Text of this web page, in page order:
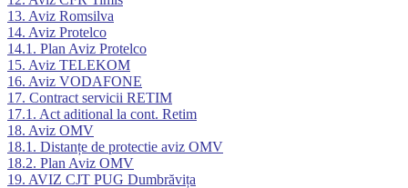
13. Aviz Romsilva
14. Aviz Protelco
14.1. Plan Aviz Protelco
15. Aviz TELEKOM
16. Aviz VODAFONE
17. Contract servicii RETIM
17.1. Act aditional la cont. Retim
18. Aviz OMV
18.1. Distanțe de protectie aviz OMV
18.2. Plan Aviz OMV
19. AVIZ CJT PUG Dumbrăvița